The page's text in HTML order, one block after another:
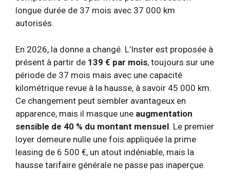
longue durée de 37 mois avec 37 000 km
autorisés.
En 2026, la donne a changé. L’Inster est proposée à
présent à partir de 139 € par mois, toujours sur une
période de 37 mois mais avec une capacité
kilométrique revue à la hausse, à savoir 45 000 km.
Ce changement peut sembler avantageux en
apparence, mais il masque une augmentation
sensible de 40 % du montant mensuel. Le premier
loyer demeure nulle une fois appliquée la prime
leasing de 6 500 €, un atout indéniable, mais la
hausse tarifaire générale ne passe pas inaperçue.